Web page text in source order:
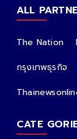
ALL
The Nation
กรุงเทพธุรกิจ
CATE